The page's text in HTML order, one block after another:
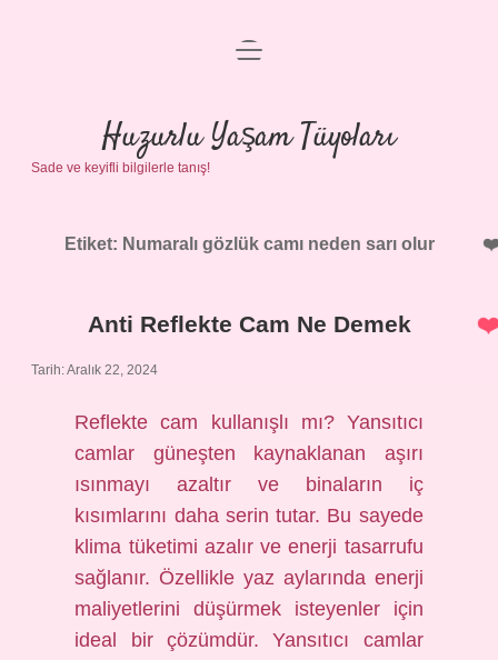
Anasayfa
Gizlilik Politikası
Yasal Uyarı
menüyü
Huzurlu Yaşam Tüyoları
Sade ve keyifli bilgilerle tanış!
Etiket: Numaralı gözlük camı neden sarı olur
Anti Reflekte Cam Ne Demek
Tarih: Aralık 22, 2024
Reflekte cam kullanışlı mı? Yansıtıcı
camlar güneşten kaynaklanan aşırı
ısınmayı azaltır ve binaların iç
kısımlarını daha serin tutar. Bu sayede
klima tüketimi azalır ve enerji tasarrufu
sağlanır. Özellikle yaz aylarında enerji
maliyetlerini düşürmek isteyenler için
ideal bir çözümdür. Yansıtıcı camlar